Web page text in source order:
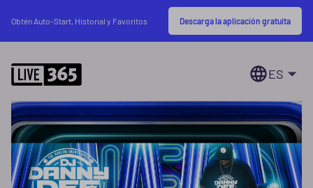
Obtén Auto-Start, Historial y Favoritos Descarga la aplicación gratuita
ES